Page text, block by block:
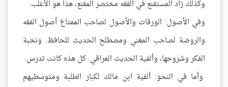
وكذلك زاد المستقنع في الفقه مختصر المقنع، هذا هو الأغلب.
وفي الأصول: الورقات والأصول لصاحب الممتاع أصول الفقه
والروضة لصاحب المغني ومصطلح الحديث للحافظ. ونخبة
الفكر وشروحها، وألفية الحديث العراقي. كل هذه كانت تدرس.
وأما في النحو: ألفية ابن مالك لكبار الطلبة ومتوسطيهم